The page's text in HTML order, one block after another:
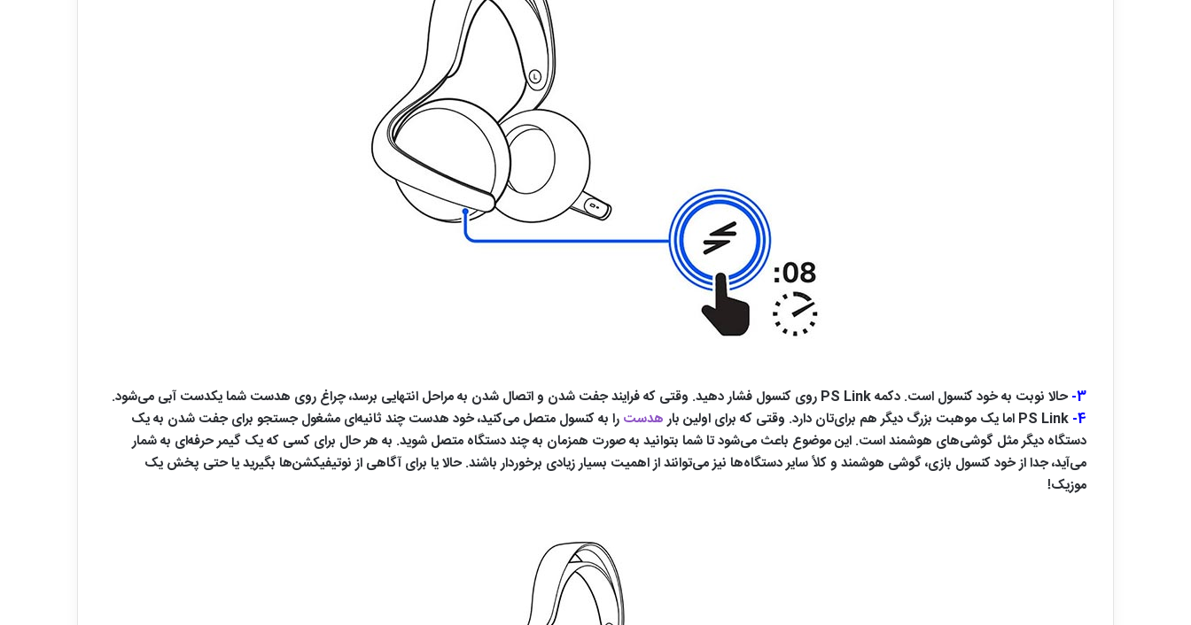
3- حالا نوبت به خود کنسول است. دکمه PS Link روی کنسول فشار دهید. وقتی که فرایند جفت شدن و اتصال شدن به مراحل انتهایی برسد، چراغ روی هدست شما یکدست آبی می‌شود.
4-
هدست‌ را به کنسول متصل می‌کنید، خود هدست چند ثانیه‌ای مشغول جستجو برای جفت شدن به یک
دستگاه دیگر مثل گوشی‌های هوشمند است. این موضوع باعث می‌شود تا شما بتوانید به صورت همزمان به چند دستگاه متصل شوید. به هر حال برای کسی که یک گیمر حرفه‌ای به شمار
می‌آید، جدا از خود کنسول بازی، گوشی هوشمند و کلاً سایر دستگاه‌ها نیز می‌توانند از اهمیت بسیار زیادی برخوردار باشند. حالا یا برای آگاهی از نوتیفیکشن‌ها بگیرید یا حتی پخش یک
موزیک!